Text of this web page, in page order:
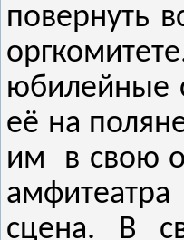
повернуть
юбилейные
её на
им
в свою
сцена. В